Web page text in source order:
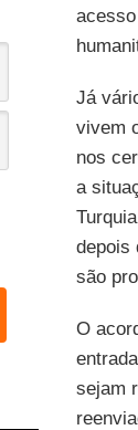
Já
vivem
nos
a
depois
são
O
sejam